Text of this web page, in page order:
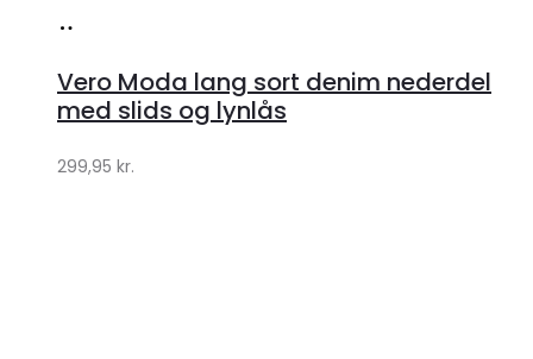
Klædeskabet.dk
Vero Moda lang sort denim nederdel
med slids og lynlås
299,95 kr.